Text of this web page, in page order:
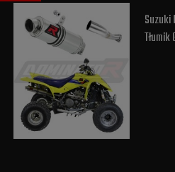
Suzuki
Tłumik